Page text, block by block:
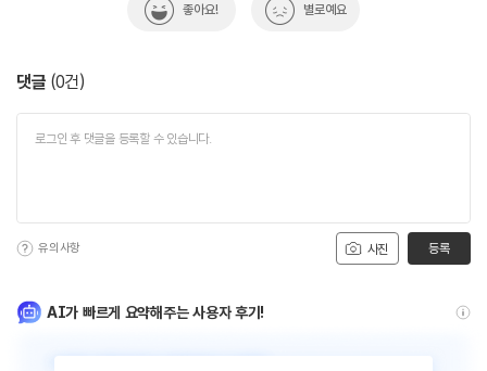
좋아요! 별로예요
댓글 (0건)
사진
유의사항 등록
AI가 빠르게 요약해주는 사용자 후기!